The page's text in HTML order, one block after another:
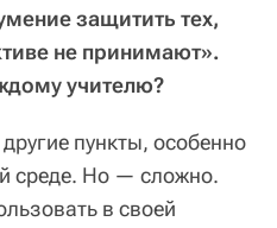
защитить тех,
не принимают».
учителю?
пункты, особенно
среде. Но — сложно.
в своей